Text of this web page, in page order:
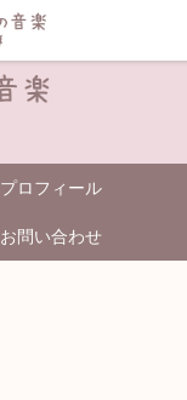
プロフィール
お問い合わせ